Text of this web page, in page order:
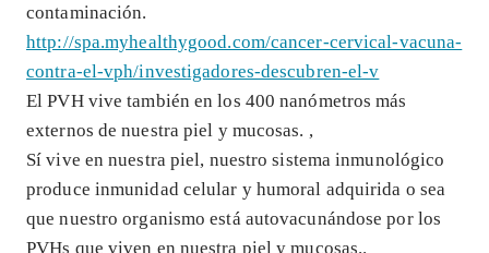
contaminación.
http://spa.myhealthygood.com/cancer-cervical-vacuna-
contra-el-vph/investigadores-descubren-el-v
El PVH vive también en los 400 nanómetros más
externos de nuestra piel y mucosas. ,
Sí vive en nuestra piel, nuestro sistema inmunológico
produce inmunidad celular y humoral adquirida o sea
que nuestro organismo está autovacunándose por los
PVHs que viven en nuestra piel y mucosas..